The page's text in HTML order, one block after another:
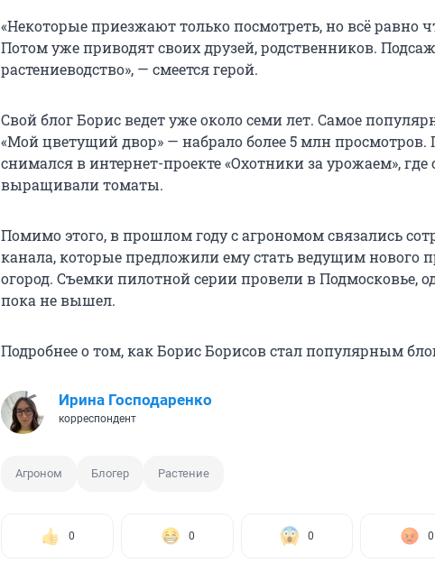
«Некоторые приезжают только посмотреть, но всё равно
Потом уже приводят своих друзей, родственников.
растениеводство», — смеется герой.
Свой блог Борис ведет уже около семи лет. Самое
«Мой цветущий двор» — набрало более 5 млн просмотров.
снимался в интернет-проекте «Охотники за урожаем», где
выращивали томаты.
Помимо этого, в прошлом году с агрономом связались
канала, которые предложили ему стать ведущим нового
огород. Съемки пилотной серии провели в Подмосковье,
пока не вышел.
Подробнее о том, как Борис Борисов стал популярным
Ирина Господаренко
корреспондент
Агроном Блогер Растение
0 0 0 0